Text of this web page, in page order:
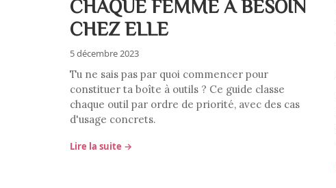
CHAQUE FEMME A BESOIN
CHEZ ELLE
5 décembre 2023
Tu ne sais pas par quoi commencer pour
constituer ta boîte à outils ? Ce guide classe
chaque outil par ordre de priorité, avec des cas
d'usage concrets.
Lire la suite →